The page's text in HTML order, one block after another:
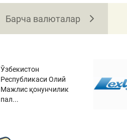
Барча валюталар
Ўзбекистон
Республикаси Олий
Мажлис қонунчилик
пал...